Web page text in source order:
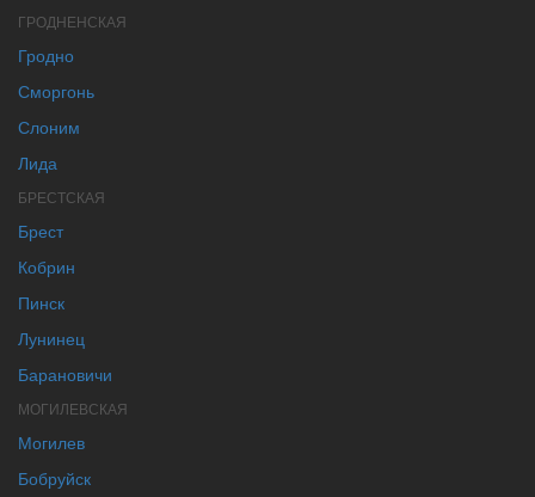
ГРОДНЕНСКАЯ
Гродно
Сморгонь
Слоним
Лида
БРЕСТСКАЯ
Брест
Кобрин
Пинск
Лунинец
Барановичи
МОГИЛЕВСКАЯ
Могилев
Бобруйск